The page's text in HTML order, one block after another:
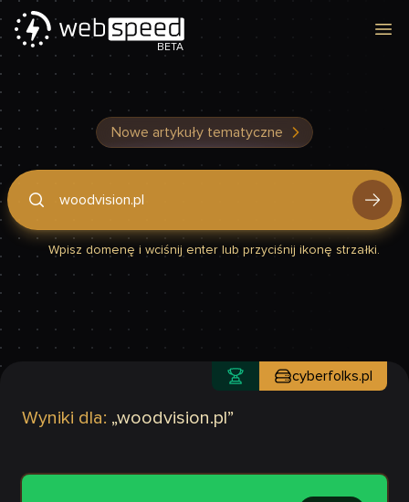
BETA
Nowe artykuły tematyczne
Podaj domenę, by sprawdzić, czy Twoja strona jest szybka
Wpisz domenę i wciśnij enter lub przyciśnij ikonę strzałki.
Wyniki dla: „woodvision.pl ”
cyberfolks.pl